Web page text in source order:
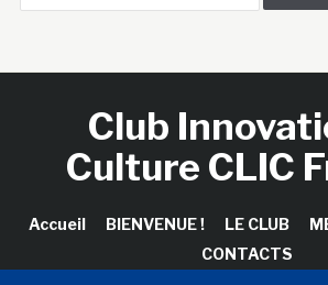
Club
Culture CLIC
Accueil BIENVENUE ! LE CLUB
CONTACTS